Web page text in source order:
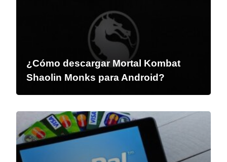
¿Cómo descargar Mortal Kombat
Shaolin Monks para Android?